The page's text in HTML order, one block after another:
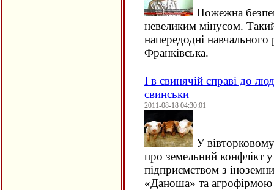
Пожежна
невеликим мінусом.
напередодні
Франківська.
І в свинячій справі до
свинськи
2011-08-18 04:30:01
У
про земельний конфлікт
підприємством з
«Даноша» та